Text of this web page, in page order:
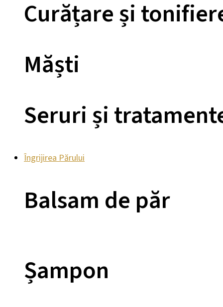
Curățare și
Măști
Seruri și
Îngrijirea Părului
Balsam de păr
Șampon